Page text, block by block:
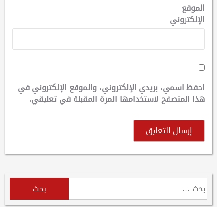
الموقع
الإلكتروني
احفظ اسمي، بريدي الإلكتروني، والموقع الإلكتروني في
هذا المتصفح لاستخدامها المرة المقبلة في تعليقي.
البحث
عن: